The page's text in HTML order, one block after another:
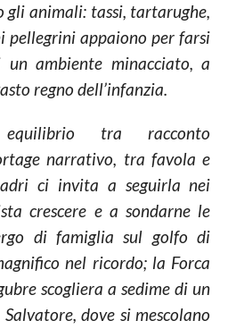
gli animali: tassi, tartarughe,
pellegrini appaiono per farsi
ambiente minacciato, a
regno dell’infanzia.
tra racconto
narrativo, tra favola e
ci invita a seguirla nei
crescere e a sondarne le
di famiglia sul golfo di
nel ricordo; la Forca
scogliera a sedime di un
dove si mescolano